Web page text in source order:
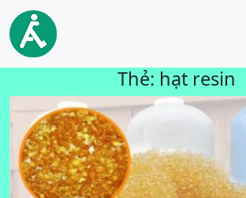
Thẻ: hạt resin